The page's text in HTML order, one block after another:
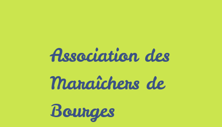
Association des
Maraîchers de
Bourges